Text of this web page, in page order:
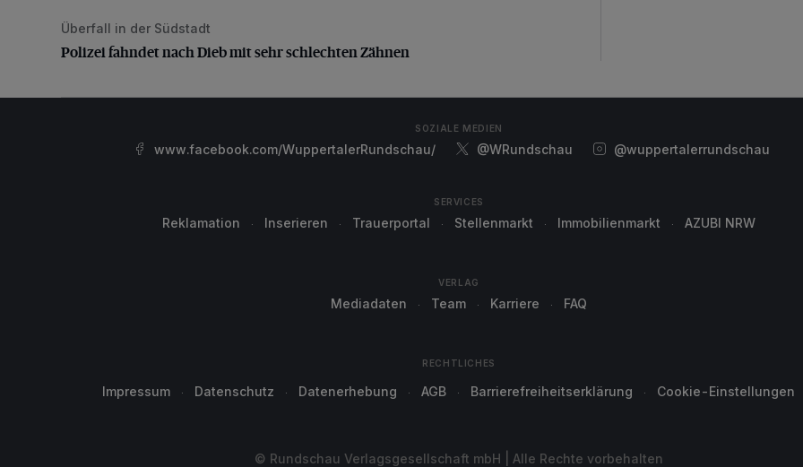
Polizei fahndet nach Dieb mit sehr schlechten Zähnen
Überfall in der Südstadt
Polizei fahndet nach Dieb mit sehr schlechten Zähnen
SOZIALE MEDIEN
www.facebook.com/WuppertalerRundschau/ @WRundschau @wuppertalerrundschau
SERVICES
Reklamation Inserieren Trauerportal Stellenmarkt Immobilienmarkt AZUBI NRW
VERLAG
Mediadaten Team Karriere FAQ
RECHTLICHES
Impressum Datenschutz Datenerhebung AGB Barrierefreiheitserklärung Cookie-Einstellungen
© Rundschau Verlagsgesellschaft mbH | Alle Rechte vorbehalten